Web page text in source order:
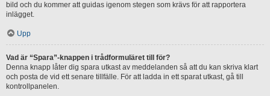
bild och du kommer att guidas igenom stegen som krävs för att rapportera
inlägget.
Upp
Vad är “Spara”-knappen i trådformuläret till för?
Denna knapp låter dig spara utkast av meddelanden så att du kan skriva klart
och posta de vid ett senare tillfälle. För att ladda in ett sparat utkast, gå till
kontrollpanelen.